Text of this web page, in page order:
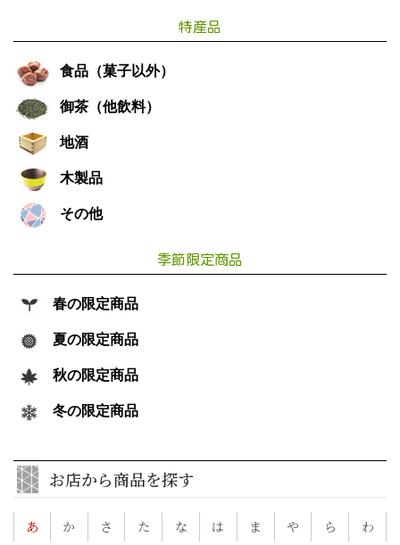
特産品
食品（菓子以外）
御茶（他飲料）
地酒
木製品
その他
季節限定商品
春の限定商品
夏の限定商品
秋の限定商品
冬の限定商品
お店から商品を探す
あ か さ た な は ま や ら わ